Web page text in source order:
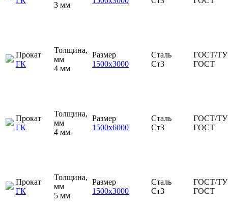
3 мм
Прокат
ГК
Толщина,
мм
4 мм
Размер
1500х3000
Сталь
Ст3
ГОСТ/ТУ
ГОСТ
Прокат
ГК
Толщина,
мм
4 мм
Размер
1500х6000
Сталь
Ст3
ГОСТ/ТУ
ГОСТ
Прокат
ГК
Толщина,
мм
5 мм
Размер
1500х3000
Сталь
Ст3
ГОСТ/ТУ
ГОСТ